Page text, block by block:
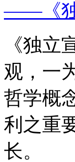
——《独
《独
观，一
哲学概
利之重
长。